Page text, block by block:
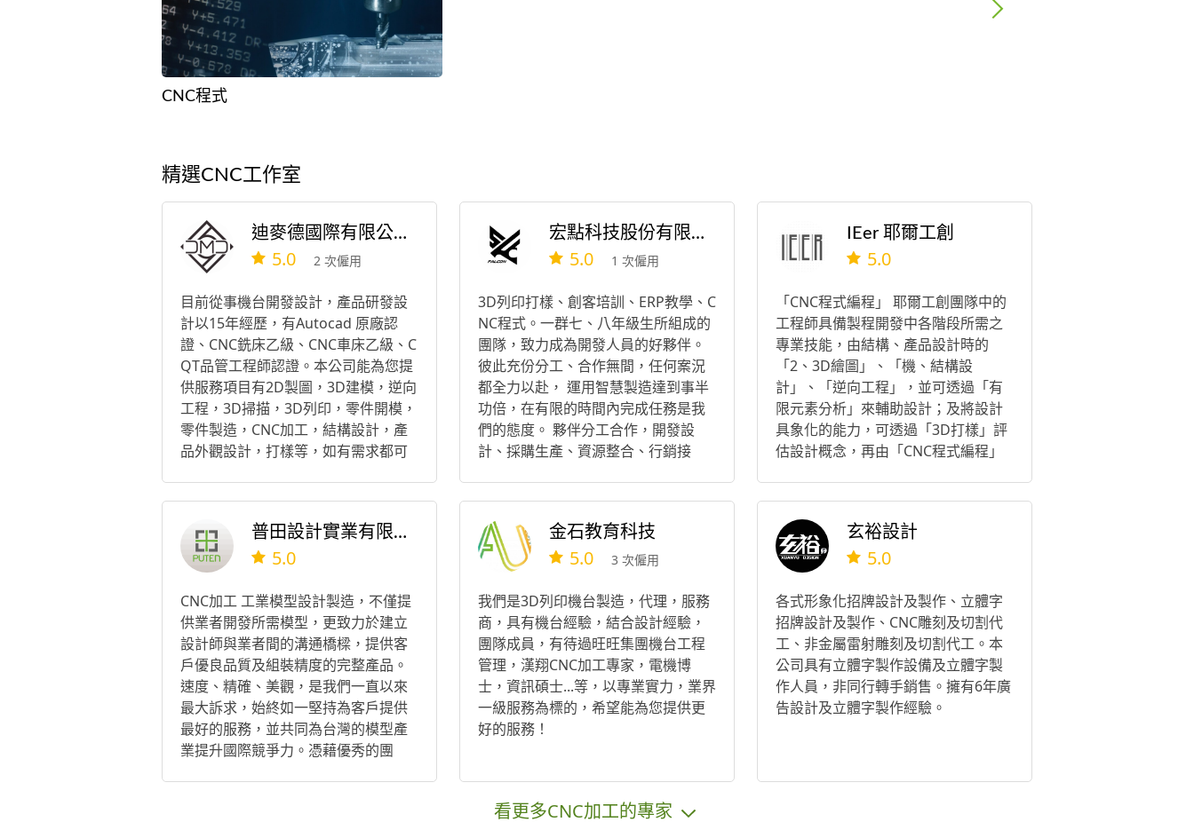
CNC程式
精選CNC工作室
迪麥德國際有限公司（大型3D列印）
5.0 2 次僱用
目前從事機台開發設計，產品研發設
計以15年經歷，有Autocad 原廠認
證、CNC銑床乙級、CNC車床乙級、C
QT品管工程師認證。本公司能為您提
供服務項目有2D製圖，3D建模，逆向
工程，3D掃描，3D列印，零件開模，
零件製造，CNC加工，結構設計，產
品外觀設計，打樣等，如有需求都可
宏點科技股份有限公司
5.0 1 次僱用
3D列印打樣、創客培訓、ERP教學、C
NC程式。一群七、八年級生所組成的
團隊，致力成為開發人員的好夥伴。
彼此充份分工、合作無間，任何案況
都全力以赴， 運用智慧製造達到事半
功倍，在有限的時間內完成任務是我
們的態度。 夥伴分工合作，開發設
計、採購生產、資源整合、行銷接
IEer 耶爾工創
5.0
「CNC程式編程」 耶爾工創團隊中的
工程師具備製程開發中各階段所需之
專業技能，由結構、產品設計時的
「2、3D繪圖」、「機、結構設
計」、「逆向工程」，並可透過「有
限元素分析」來輔助設計；及將設計
具象化的能力，可透過「3D打樣」評
估設計概念，再由「CNC程式編程」
專為客戶解決機械工程與創新設計相
關問題的專業團隊，透過與客戶深入
溝通及討論，鎖定其所需解決之問題
點及需求，並透過團隊能量提出解決
方案並執行達成。 What is “IEer”?
"耶爾工創工作室 - IEer workshop"為
"Innovation of Engineering" 的縮
寫，意指我們為秉持著以創新的工程
手法、工具，來為客戶解決所遇到的
工程問題的工程團隊，並協助業界將
普田設計實業有限公司
5.0
CNC加工 工業模型設計製造，不僅提
供業者開發所需模型，更致力於建立
設計師與業者間的溝通橋樑，提供客
戶優良品質及組裝精度的完整產品。
速度、精確、美觀，是我們一直以來
最大訴求，始終如一堅持為客戶提供
最好的服務，並共同為台灣的模型產
業提升國際競爭力。憑藉優秀的團
金石教育科技
5.0 3 次僱用
我們是3D列印機台製造，代理，服務
商，具有機台經驗，結合設計經驗，
團隊成員，有待過旺旺集團機台工程
管理，漢翔CNC加工專家，電機博
士，資訊碩士...等，以專業實力，業界
一級服務為標的，希望能為您提供更
好的服務！
玄裕設計
5.0
各式形象化招牌設計及製作、立體字
招牌設計及製作、CNC雕刻及切割代
工、非金屬雷射雕刻及切割代工。本
公司具有立體字製作設備及立體字製
作人員，非同行轉手銷售。擁有6年廣
告設計及立體字製作經驗。
看更多CNC加工的專家